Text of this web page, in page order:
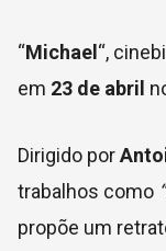
“Michael “,
em 23 de abril
Dirigido por
trabalhos como
propõe um